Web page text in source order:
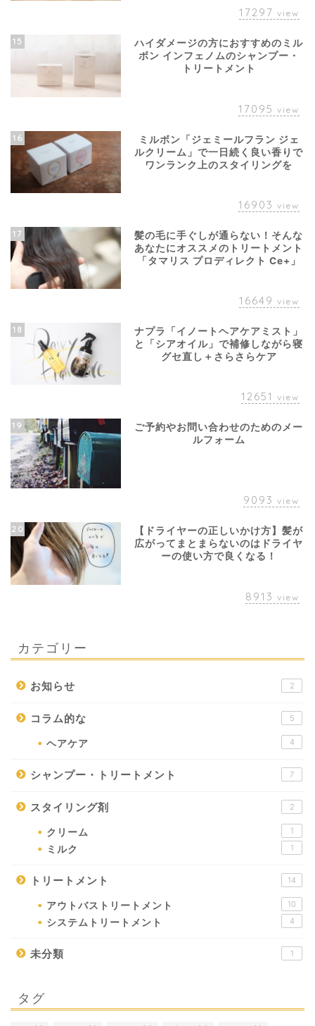
17297 view
15
ハイダメージの方におすすめのミル
ボン インフェノムのシャンプー・
トリートメント
17095 view
16
ミルボン「ジェミールフラン ジェ
ルクリーム」で一日続く良い香りで
ワンランク上のスタイリングを
16903 view
17
髪の毛に手ぐしが通らない！そんな
あなたにオススメのトリートメント
「タマリス プロディレクト Ce+」
16649 view
18
ナプラ「イノートヘアケアミスト」
と「シアオイル」で補修しながら寝
グセ直し＋さらさらケア
12651 view
19
ご予約やお問い合わせのためのメー
ルフォーム
9093 view
20
【ドライヤーの正しいかけ方】髪が
広がってまとまらないのはドライヤ
ーの使い方で良くなる！
8913 view
カテゴリー
お知らせ 2
コラム的な 5
ヘアケア 4
シャンプー・トリートメント 7
スタイリング剤 2
クリーム 1
ミルク 1
トリートメント 14
アウトバストリートメント 10
システムトリートメント 4
未分類 1
タグ